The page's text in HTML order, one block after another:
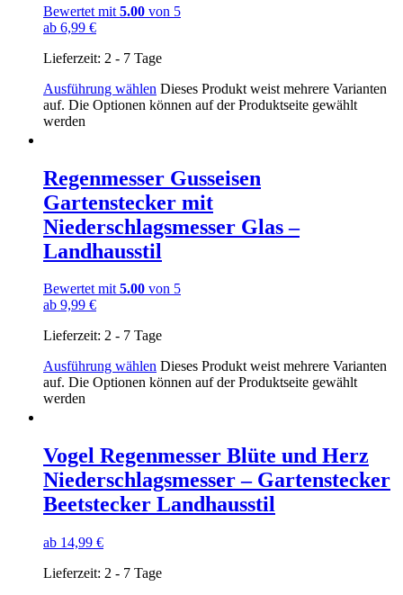
Bewertet mit 5.00 von 5
ab 6,99 €
Lieferzeit: 2 - 7 Tage
Ausführung wählen Dieses Produkt weist mehrere Varianten
auf. Die Optionen können auf der Produktseite gewählt
werden
Regenmesser Gusseisen
Gartenstecker mit
Niederschlagsmesser Glas –
Landhausstil
Bewertet mit5.00 von 5
ab 9,99 €
Lieferzeit: 2 - 7 Tage
Ausführung wählen Dieses Produkt weist mehrere Varianten
auf. Die Optionen können auf der Produktseite gewählt
werden
Vogel Regenmesser Blüte und Herz
Niederschlagsmesser – Gartenstecker
Beetstecker Landhausstil
ab 14,99 €
Lieferzeit: 2 - 7 Tage